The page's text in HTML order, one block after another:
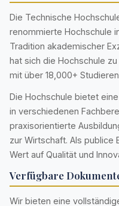
Die Technische
renommierte Hochschule
Tradition akademischer
hat sich die Hochschule
mit über 18,000+
Die Hochschule bietet
in verschiedenen
praxisorientierte
zur Wirtschaft. Als publice
Wert auf Qualität und
Verfügbare
Wir bieten eine